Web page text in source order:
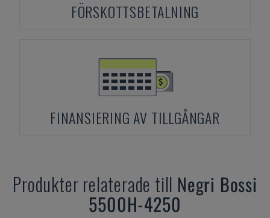
FÖRSKOTTSBETALNING
FINANSIERING AV TILLGÅNGAR
Produkter relaterade till Negri Bossi
5500H-4250